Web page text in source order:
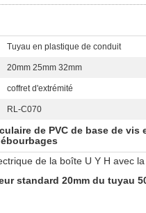
Tuyau en plastique de conduit
20mm 25mm 32mm
coffret d'extrémité
RL-C070
de PVC de base de vis
de la boîte U Y H avec
standard 20mm du tuyau